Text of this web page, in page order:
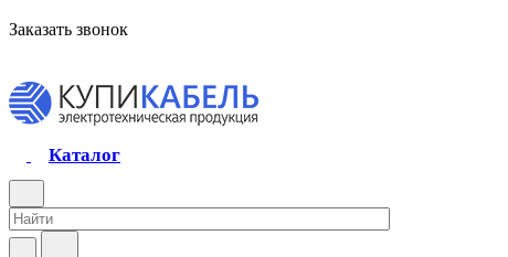
Заказать звонок
Каталог